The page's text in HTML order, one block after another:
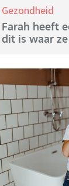
Gezondheid
Farah heeft
dit is waar